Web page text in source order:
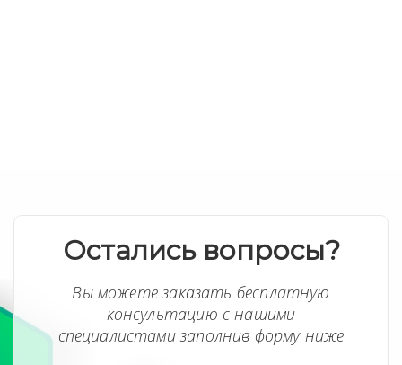
Остались вопросы?
Вы можете заказать бесплатную
консультацию с нашими
специалистами заполнив форму ниже